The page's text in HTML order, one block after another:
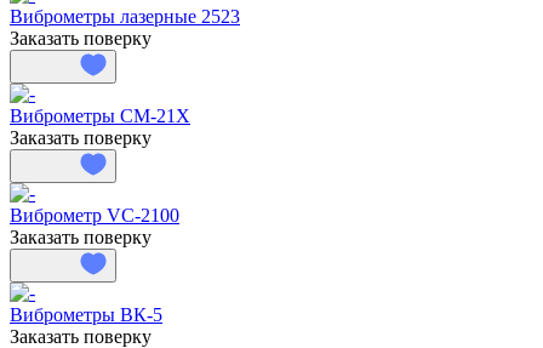
Виброметры лазерные 2523
Заказать поверку
Виброметры СМ-21Х
Заказать поверку
Виброметр VC-2100
Заказать поверку
Виброметры ВК-5
Заказать поверку